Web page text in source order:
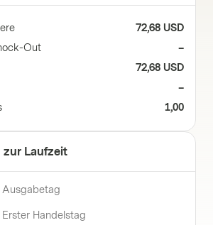
72,68 USD
Out
–
72,68 USD
–
1,00
zur Laufzeit
Ausgabetag
Erster Handelstag